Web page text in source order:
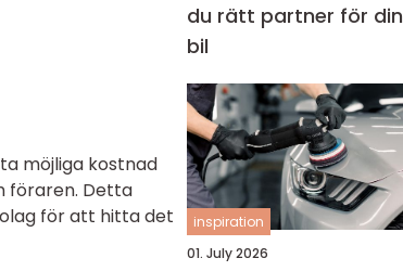
möjliga kostnad
föraren. Detta
för att hitta det
du rätt partner för din
bil
inspiration
01. July 2026